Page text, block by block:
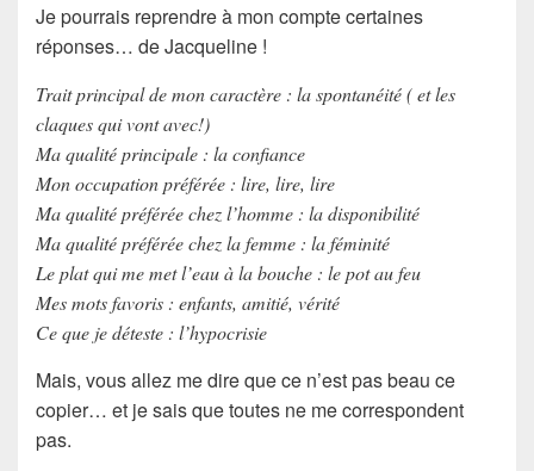
Je pourrais reprendre à mon compte certaines
réponses… de Jacqueline !
Trait principal de mon caractère : la spontanéité ( et les
claques qui vont avec!)
Ma qualité principale : la confiance
Mon occupation préférée : lire, lire, lire
Ma qualité préférée chez l’homme : la disponibilité
Ma qualité préférée chez la femme : la féminité
Le plat qui me met l’eau à la bouche : le pot au feu
Mes mots favoris : enfants, amitié, vérité
Ce que je déteste : l’hypocrisie
Mais, vous allez me dire que ce n’est pas beau ce
copier… et je sais que toutes ne me correspondent
pas.